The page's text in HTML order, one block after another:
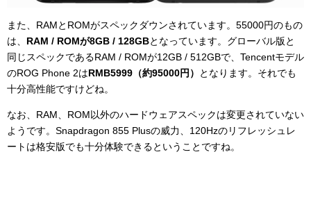
また、RAMとROMがスペックダウンされています。55000円のもの
は、 RAM / ROMが8GB / 128GBとなっています。グローバル版と
同じスペックであるRAM / ROMが12GB / 512GBで、Tencentモデル
のROG Phone 2はRMB5999（約95000円）
となります。それでも
十分高性能ですけどね。
なお、RAM、ROM以外のハードウェアスペックは変更されていない
ようです。Snapdragon 855 Plusの威力、120Hzのリフレッシュレ
ートは格安版でも十分体験できるということですね。